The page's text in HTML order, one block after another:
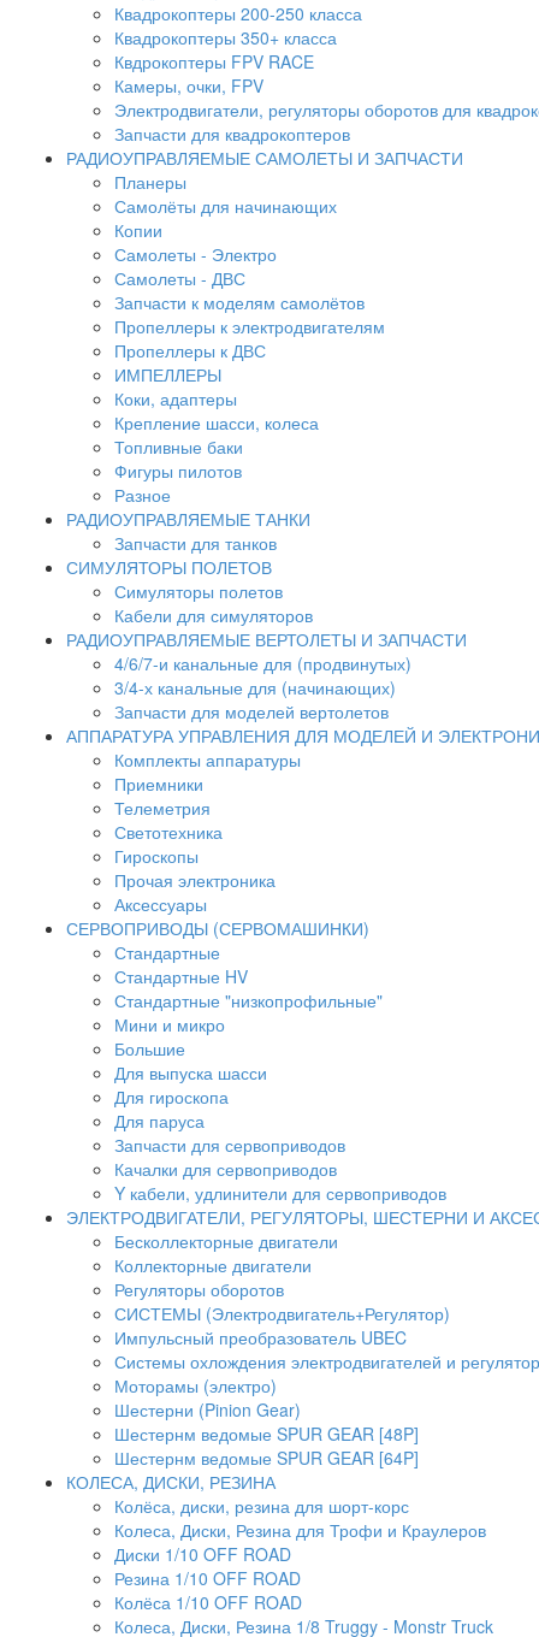
Квадрокоптеры 200-250 класса
Квадрокоптеры 350+ класса
Квдрокоптеры FPV RACE
Камеры, очки, FPV
Электродвигатели, регуляторы оборотов для
Запчасти для квадрокоптеров
РАДИОУПРАВЛЯЕМЫЕ САМОЛЕТЫ И ЗАПЧАСТИ
Планеры
Самолёты для начинающих
Копии
Самолеты - Электро
Самолеты - ДВС
Запчасти к моделям самолётов
Пропеллеры к электродвигателям
Пропеллеры к ДВС
ИМПЕЛЛЕРЫ
Коки, адаптеры
Крепление шасси, колеса
Топливные баки
Фигуры пилотов
Разное
РАДИОУПРАВЛЯЕМЫЕ ТАНКИ
Запчасти для танков
СИМУЛЯТОРЫ ПОЛЕТОВ
Симуляторы полетов
Кабели для симуляторов
РАДИОУПРАВЛЯЕМЫЕ ВЕРТОЛЕТЫ И ЗАПЧАСТИ
4/6/7-и канальные для (продвинутых)
3/4-х канальные для (начинающих)
Запчасти для моделей вертолетов
АППАРАТУРА УПРАВЛЕНИЯ ДЛЯ МОДЕЛЕЙ И
Комплекты аппаратуры
Приемники
Телеметрия
Светотехника
Гироскопы
Прочая электроника
Аксессуары
СЕРВОПРИВОДЫ (СЕРВОМАШИНКИ)
Стандартные
Стандартные HV
Стандартные "низкопрофильные"
Мини и микро
Большие
Для выпуска шасси
Для гироскопа
Для паруса
Запчасти для сервоприводов
Качалки для сервоприводов
Y кабели, удлинители для сервоприводов
ЭЛЕКТРОДВИГАТЕЛИ, РЕГУЛЯТОРЫ, ШЕСТЕРНИ И
Бесколлекторные двигатели
Коллекторные двигатели
Регуляторы оборотов
СИСТЕМЫ (Электродвигатель+Регулятор)
Импульсный преобразователь UBEC
Системы охлождения электродвигателей и
Моторамы (электро)
Шестерни (Pinion Gear)
Шестернм ведомые SPUR GEAR [48P]
Шестернм ведомые SPUR GEAR [64P]
КОЛЕСА, ДИСКИ, РЕЗИНА
Колёса, диски, резина для шорт-корс
Колеса, Диски, Резина для Трофи и Краулеров
Диски 1/10 OFF ROAD
Резина 1/10 OFF ROAD
Колёса 1/10 OFF ROAD
Колеса, Диски, Резина 1/8 Truggy - Monstr Truck